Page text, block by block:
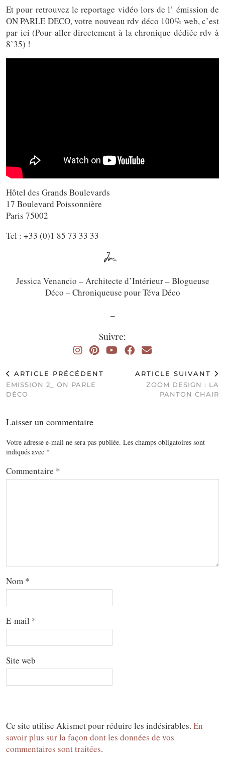
Et pour retrouvez le reportage vidéo lors de l’ émission de
ON PARLE DECO, votre nouveau rdv déco 100% web, c’est
par ici (Pour aller directement à la chronique dédiée rdv à
8’35) !
Hôtel des Grands Boulevards
17 Boulevard Poissonnière
Paris 75002
Tel : +33 (0)1 85 73 33 33
Jessica Venancio – Architecte d’Intérieur – Blogueuse
Déco – Chroniqueuse pour Téva Déco
Suivre:
ARTICLE PRÉCÉDENT
EMISSION 2_ ON PARLE
DÉCO
ARTICLE SUIVANT
ZOOM DESIGN : LA
PANTON CHAIR
Laisser un commentaire
Votre adresse e-mail ne sera pas publiée. Les champs obligatoires sont
indiqués avec *
Commentaire *
Nom *
E-mail *
Site web
Ce site utilise Akismet pour réduire les indésirables. En
savoir plus sur la façon dont les données de vos
commentaires sont traitées.